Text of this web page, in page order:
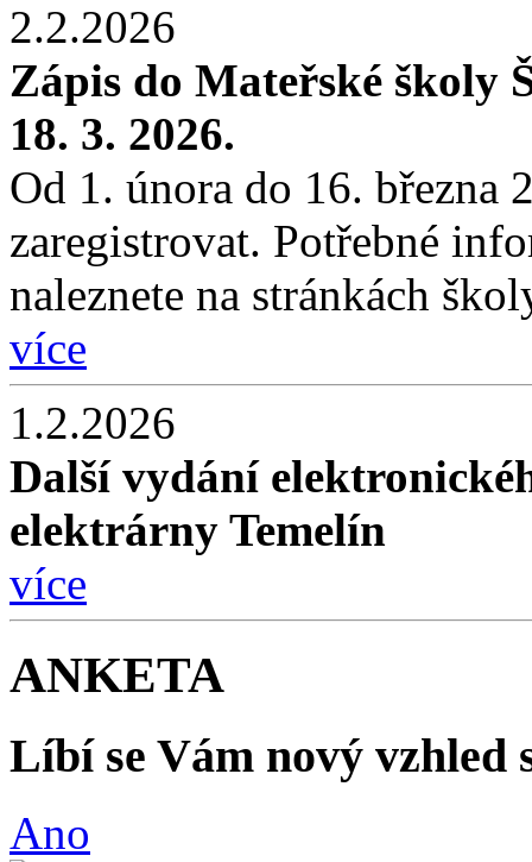
2.2.2026
Zápis do Mateřské školy
18. 3. 2026.
Od 1. února do 16. března
zaregistrovat. Potřebné
naleznete na stránkách
více
1.2.2026
Další vydání
elektrárny Temelín
více
ANKETA
Líbí se Vám nový vzhled
Ano